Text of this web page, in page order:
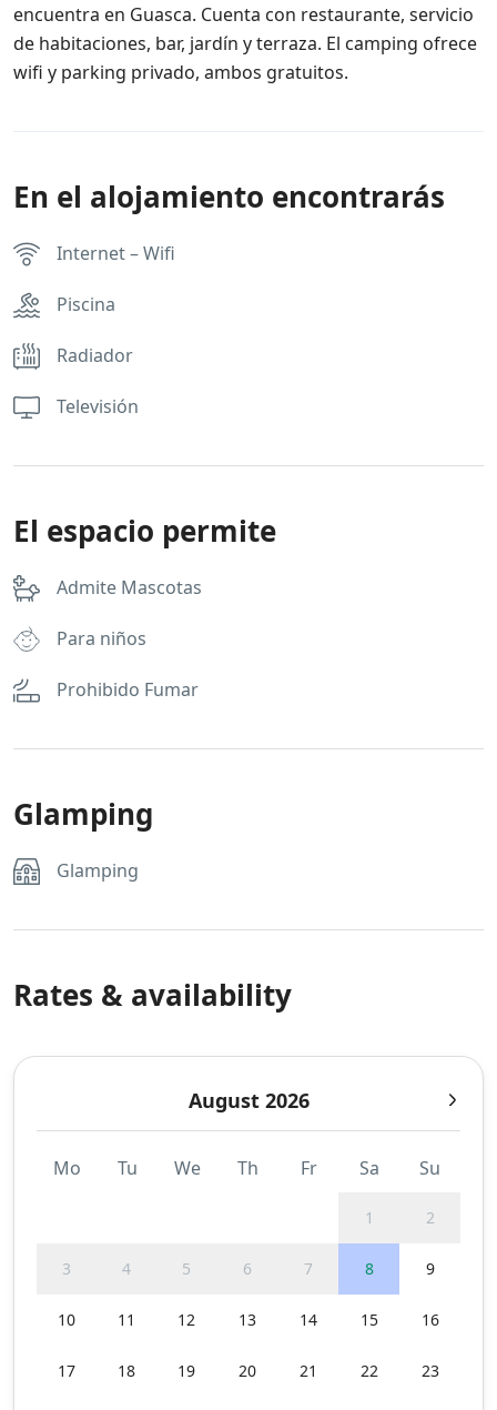
encuentra en Guasca. Cuenta con restaurante, servicio
de habitaciones, bar, jardín y terraza. El camping ofrece
wifi y parking privado, ambos gratuitos.
En el alojamiento encontrarás
Internet – Wifi
Piscina
Radiador
Televisión
El espacio permite
Admite Mascotas
Para niños
Prohibido Fumar
Glamping
Glamping
Rates & availability
August 2026
Mo Tu We Th Fr Sa Su
1 2
3 4 5 6 7 8 9
10 11 12 13 14 15 16
17 18 19 20 21 22 23